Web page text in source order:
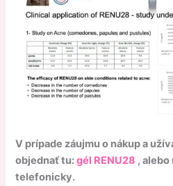
V prípade záujmu o nákup a
objednať tu:gél RENU28 ,
telefonicky.